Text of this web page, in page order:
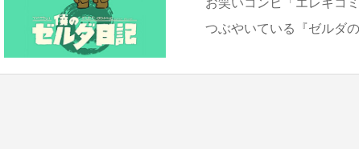
つぶやいている『ゼルダ